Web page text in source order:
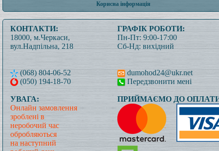
Корисна інформація
КОНТАКТИ:
18000, м.Черкаси,
вул.Надпільна, 218
(068) 804-06-52
(050) 194-18-70
ГРАФІК РОБОТИ:
Пн-Пт: 9:00-17:00
Сб-Нд: вихідний
dumohod24@ukr.net
Передзвонити мені
УВАГА:
Онлайн замовлення
зроблені в
неробочий час
обробляються
на наступний
ПРИЙМАЄМО ДО